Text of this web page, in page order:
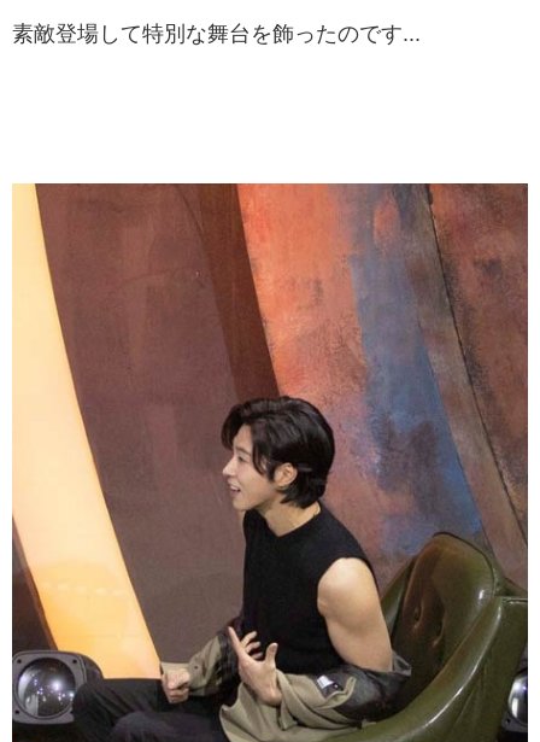
素敵登場して特別な舞台を飾ったのです...